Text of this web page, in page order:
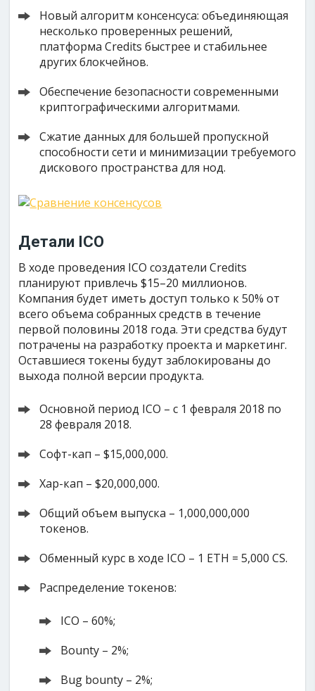
Новый алгоритм консенсуса: объединяющая
несколько проверенных решений,
платформа Credits быстрее и стабильнее
других блокчейнов.
Обеспечение безопасности современными
криптографическими алгоритмами.
Сжатие данных для большей пропускной
способности сети и минимизации требуемого
дискового пространства для нод.
Детали ICO
В ходе проведения ICO создатели Credits
планируют привлечь $15–20 миллионов.
Компания будет иметь доступ только к 50% от
всего объема собранных средств в течение
первой половины 2018 года. Эти средства будут
потрачены на разработку проекта и маркетинг.
Оставшиеся токены будут заблокированы до
выхода полной версии продукта.
Основной период ICO – с 1 февраля 2018 по
28 февраля 2018.
Софт-кап – $15,000,000.
Хар-кап – $20,000,000.
Общий объем выпуска – 1,000,000,000
токенов.
Обменный курс в ходе ICO – 1 ETH = 5,000 CS.
Распределение токенов:
ICO – 60%;
Bounty – 2%;
Bug bounty – 2%;